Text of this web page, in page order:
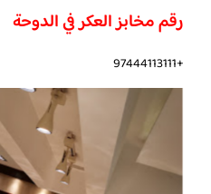
رقم مخابز العكر في الدوحة
+97444113111